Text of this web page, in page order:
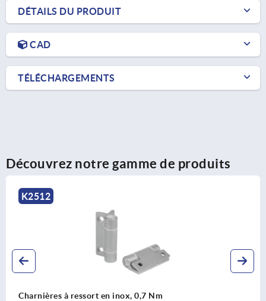
DÉTAILS DU PRODUIT
CAD
TÉLÉCHARGEMENTS
Découvrez notre gamme de produits
K2512
Charnières à ressort en inox, 0,7 Nm